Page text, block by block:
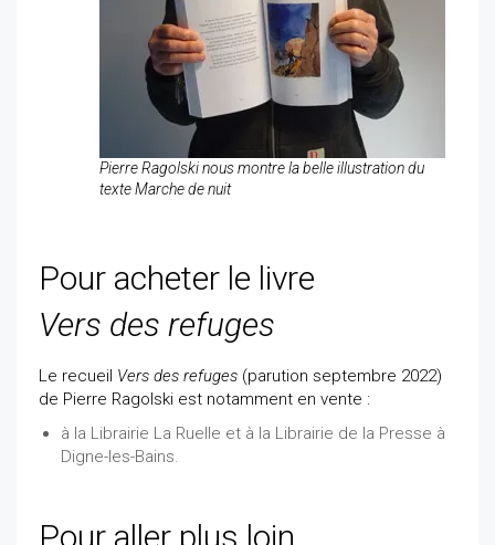
Pierre Ragolski nous montre la belle illustration du
texte Marche de nuit
Pour acheter le livre
Vers des refuges
Le recueil Vers des refuges (parution septembre 2022)
de Pierre Ragolski est notamment en vente :
à la Librairie La Ruelle et à la Librairie de la Presse à
Digne-les-Bains.
Pour aller plus loin